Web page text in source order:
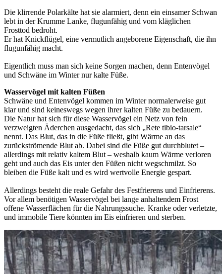
Die klirrende Polarkälte hat sie alarmiert, denn ein einsamer Schwan
lebt in der Krumme Lanke, flugunfähig und vom kläglichen
Frosttod bedroht.
Er hat Knickflügel, eine vermutlich angeborene Eigenschaft, die ihn
flugunfähig macht.
Eigentlich muss man sich keine Sorgen machen, denn Entenvögel
und Schwäne im Winter nur kalte Füße.
Wasservögel mit kalten Füßen
Schwäne und Entenvögel kommen im Winter normalerweise gut
klar und sind keineswegs wegen ihrer kalten Füße zu bedauern.
Die Natur hat sich für diese Wasservögel ein Netz von fein
verzweigten Äderchen ausgedacht, das sich „Rete tibio-tarsale“
nennt. Das Blut, das in die Füße fließt, gibt Wärme an das
zurückströmende Blut ab. Dabei sind die Füße gut durchblutet –
allerdings mit relativ kaltem Blut – weshalb kaum Wärme verloren
geht und auch das Eis unter den Füßen nicht wegschmilzt. So
bleiben die Füße kalt und es wird wertvolle Energie gespart.
Allerdings besteht die reale Gefahr des Festfrierens und Einfrierens.
Vor allem benötigen Wasservögel bei lange anhaltendem Frost
offene Wasserflächen für die Nahrungssuche. Kranke oder verletzte,
und immobile Tiere könnten im Eis einfrieren und sterben.